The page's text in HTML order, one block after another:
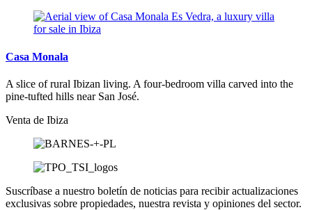
Casa Monala
A slice of rural Ibizan living. A four-bedroom villa carved into the
pine-tufted hills near San José.
Venta de Ibiza
Suscríbase a nuestro boletín de noticias para recibir actualizaciones
exclusivas sobre propiedades, nuestra revista y opiniones del sector.